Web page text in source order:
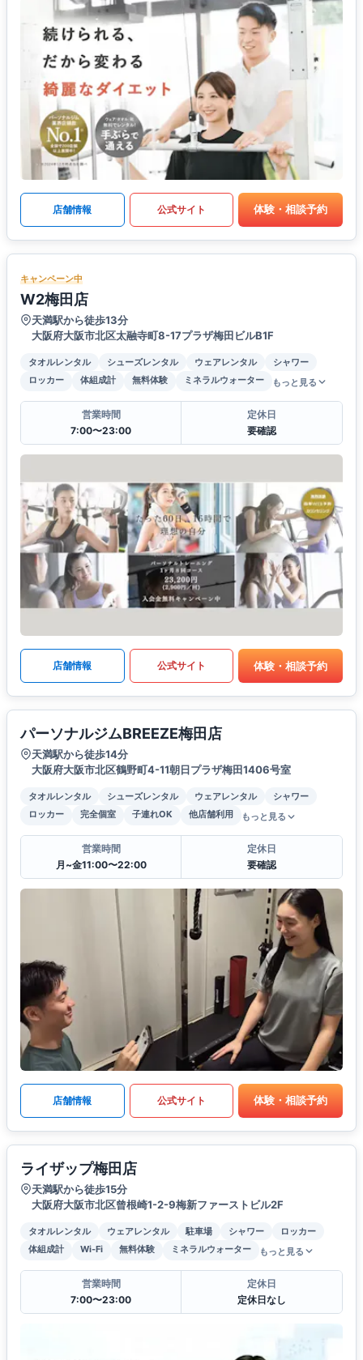
店舗情報 公式サイト 体験・相談予約
キャンペーン中
W2梅田店
天満駅から徒歩13分
大阪府大阪市北区太融寺町8-17プラザ梅田ビルB1F
タオルレンタル シューズレンタル ウェアレンタル
シャワー
ロッカー
体組成計 無料体験 ミネラルウォーター もっと見る
営業時間
7:00〜23:00
定休日
要確認
店舗情報 公式サイト 体験・相談予約
パーソナルジムBREEZE梅田店
天満駅から徒歩14分
大阪府大阪市北区鶴野町4-11朝日プラザ梅田1406号室
タオルレンタル シューズレンタル ウェアレンタル
シャワー
ロッカー
完全個室 子連れOK 他店舗利用 もっと見る
営業時間
月~金11:00〜22:00
定休日
要確認
店舗情報 公式サイト 体験・相談予約
ライザップ梅田店
天満駅から徒歩15分
大阪府大阪市北区曾根崎1-2-9梅新ファーストビル2F
タオルレンタル ウェアレンタル 駐車場 シャワー
ロッカー
体組成計
Wi-Fi 無料体験 ミネラルウォーター もっと見る
営業時間
7:00〜23:00
定休日
定休日なし